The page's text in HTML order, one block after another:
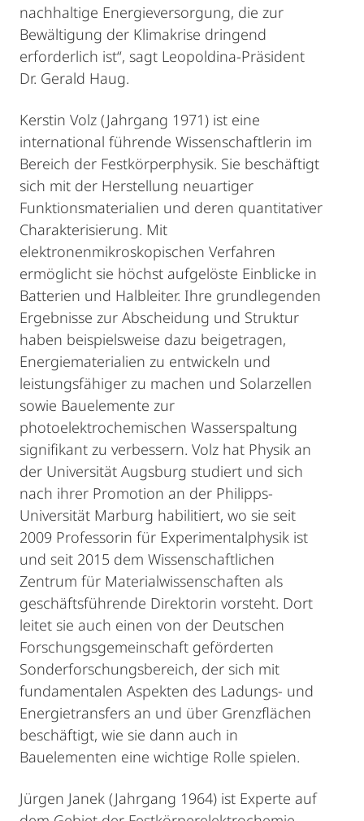
nachhaltige Energieversorgung, die zur
Bewältigung der Klimakrise dringend
erforderlich ist“, sagt Leopoldina-Präsident
Dr. Gerald Haug.
Kerstin Volz (Jahrgang 1971) ist eine
international führende Wissenschaftlerin im
Bereich der Festkörperphysik. Sie beschäftigt
sich mit der Herstellung neuartiger
Funktionsmaterialien und deren quantitativer
Charakterisierung. Mit
elektronenmikroskopischen Verfahren
ermöglicht sie höchst aufgelöste Einblicke in
Batterien und Halbleiter. Ihre grundlegenden
Ergebnisse zur Abscheidung und Struktur
haben beispielsweise dazu beigetragen,
Energiematerialien zu entwickeln und
leistungsfähiger zu machen und Solarzellen
sowie Bauelemente zur
photoelektrochemischen Wasserspaltung
signifikant zu verbessern. Volz hat Physik an
der Universität Augsburg studiert und sich
nach ihrer Promotion an der Philipps-
Universität Marburg habilitiert, wo sie seit
2009 Professorin für Experimentalphysik ist
und seit 2015 dem Wissenschaftlichen
Zentrum für Materialwissenschaften als
geschäftsführende Direktorin vorsteht. Dort
leitet sie auch einen von der Deutschen
Forschungsgemeinschaft geförderten
Sonderforschungsbereich, der sich mit
fundamentalen Aspekten des Ladungs- und
Energietransfers an und über Grenzflächen
beschäftigt, wie sie dann auch in
Bauelementen eine wichtige Rolle spielen.
Jürgen Janek (Jahrgang 1964) ist Experte auf